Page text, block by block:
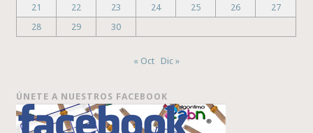
21
22 23 24 25 26
27
28
29 30
« Oct Dic »
ÚNETE A NUESTROS FACEBOOK